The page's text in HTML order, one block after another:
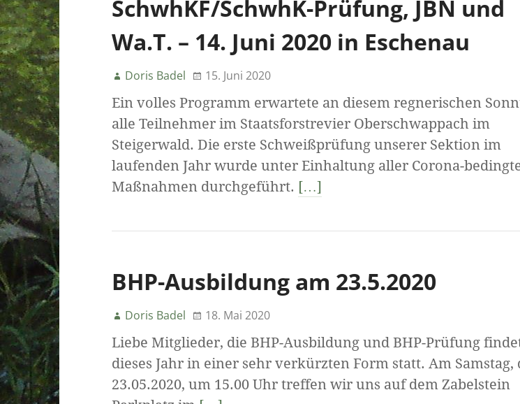
SchwhKF/SchwhK-Prüfung, JBN und
Wa.T. – 14. Juni 2020 in Eschenau
Doris Badel 15. Juni 2020
Ein volles Programm erwartete an diesem regnerischen
alle Teilnehmer im Staatsforstrevier Oberschwappach im
Steigerwald. Die erste Schweißprüfung unserer Sektion im
laufenden Jahr wurde unter Einhaltung aller Corona-
Maßnahmen durchgeführt. […]
BHP-Ausbildung am 23.5.2020
Doris Badel 18. Mai 2020
Liebe Mitglieder, die BHP-Ausbildung und BHP-Prüfung
dieses Jahr in einer sehr verkürzten Form statt. Am Samstag,
23.05.2020, um 15.00 Uhr treffen wir uns auf dem Zabelstein